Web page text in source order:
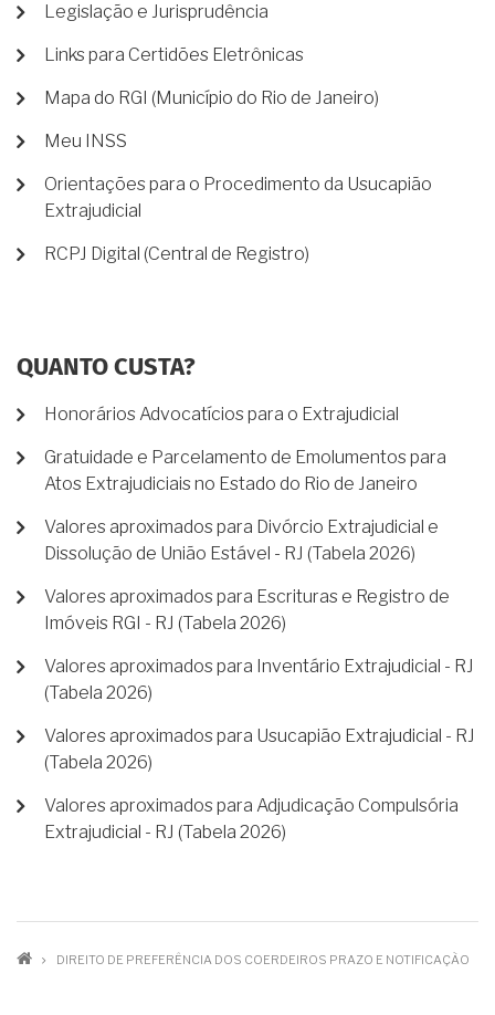
Legislação e Jurisprudência
Links para Certidões Eletrônicas
Mapa do RGI (Município do Rio de Janeiro)
Meu INSS
Orientações para o Procedimento da Usucapião
Extrajudicial
RCPJ Digital (Central de Registro)
QUANTO CUSTA?
Honorários Advocatícios para o Extrajudicial
Gratuidade e Parcelamento de Emolumentos para
Atos Extrajudiciais no Estado do Rio de Janeiro
Valores aproximados para Divórcio Extrajudicial e
Dissolução de União Estável - RJ (Tabela 2026)
Valores aproximados para Escrituras e Registro de
Imóveis RGI - RJ (Tabela 2026)
Valores aproximados para Inventário Extrajudicial - RJ
(Tabela 2026)
Valores aproximados para Usucapião Extrajudicial - RJ
(Tabela 2026)
Valores aproximados para Adjudicação Compulsória
Extrajudicial - RJ (Tabela 2026)
TRILHA
DIREITO DE PREFERÊNCIA DOS COERDEIROS PRAZO E NOTIFICAÇÃO